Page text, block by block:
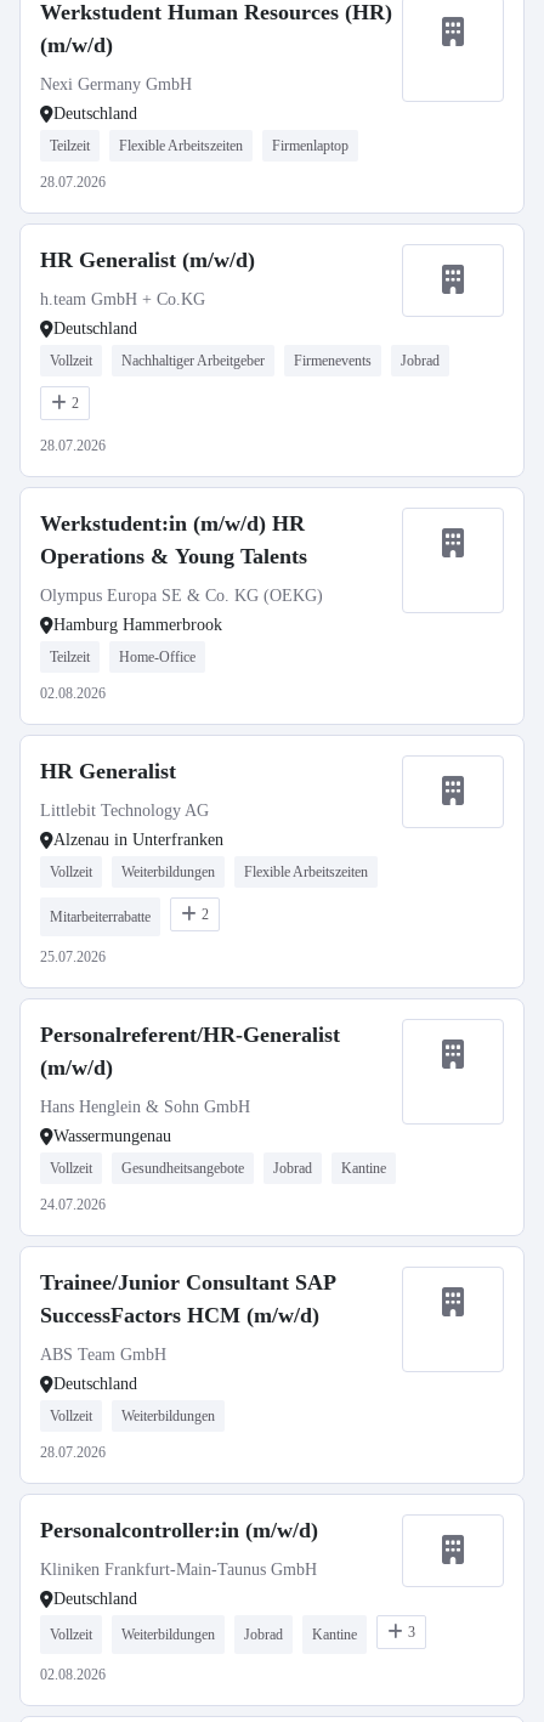
Werkstudent Human Resources (HR)
(m/w/d)
Nexi Germany GmbH
Deutschland
Teilzeit Flexible Arbeitszeiten Firmenlaptop
28.07.2026
HR Generalist (m/w/d)
h.team GmbH + Co.KG
Deutschland
Vollzeit Nachhaltiger Arbeitgeber Firmenevents Jobrad
2
28.07.2026
Werkstudent:in (m/w/d) HR
Operations & Young Talents
Olympus Europa SE & Co. KG (OEKG)
Hamburg Hammerbrook
Teilzeit Home-Office
02.08.2026
HR Generalist
Littlebit Technology AG
Alzenau in Unterfranken
Vollzeit Weiterbildungen Flexible Arbeitszeiten
Mitarbeiterrabatte 2
25.07.2026
Personalreferent/HR-Generalist
(m/w/d)
Hans Henglein & Sohn GmbH
Wassermungenau
Vollzeit Gesundheitsangebote Jobrad Kantine
24.07.2026
Trainee/Junior Consultant SAP
SuccessFactors HCM (m/w/d)
ABS Team GmbH
Deutschland
Vollzeit Weiterbildungen
28.07.2026
Personalcontroller:in (m/w/d)
Kliniken Frankfurt-Main-Taunus GmbH
Deutschland
Vollzeit Weiterbildungen Jobrad Kantine 3
02.08.2026